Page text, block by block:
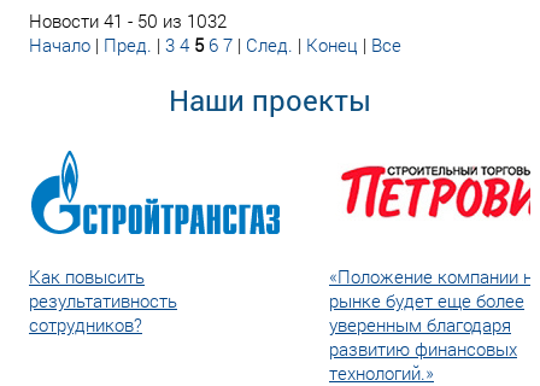
Новости 41 - 50 из 1032
Начало | Пред. | 3 4 5 6 7 | След. | Конец | Все
Наши проекты
Как повысить
результативность
сотрудников?
«Положение компании
рынке будет еще более
уверенным благодаря
развитию финансовых
технологий.»